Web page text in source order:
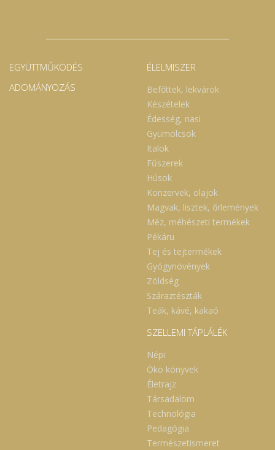
EGYÜTTMŰKÖDÉS
ADOMÁNYOZÁS
ÉLELMISZER
Befőttek, lekvárok
Készételek
Édesség, nasi
Gyümölcsök
Italok
Fűszerek
Húsok
Konzervek, olajok
Magvak, lisztek, őrlemények
Méz, méhészeti termékek
Pékáru
Tej és tejtermékek
Gyógynövények
Zöldség
Száraztészták
Teák, kávé, kakaó
SZELLEMI TÁPLÁLÉK
Népi
Öko könyvek
Életrajz
Társadalom
Technológia
Pedagógia
Természetismeret